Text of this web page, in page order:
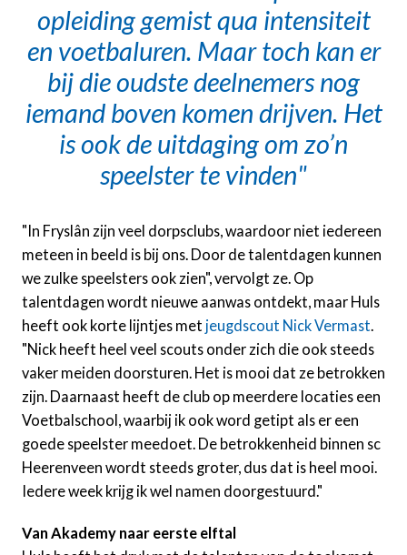
opleiding gemist qua intensiteit
en voetbaluren. Maar toch kan er
bij die oudste deelnemers nog
iemand boven komen drijven. Het
is ook de uitdaging om zo’n
speelster te vinden
"In Fryslân zijn veel dorpsclubs, waardoor niet iedereen
meteen in beeld is bij ons. Door de talentdagen kunnen
we zulke speelsters ook zien", vervolgt ze. Op
talentdagen wordt nieuwe aanwas ontdekt, maar Huls
heeft ook korte lijntjes met jeugdscout Nick Vermast
"Nick heeft heel veel scouts onder zich die ook steeds
vaker meiden doorsturen. Het is mooi dat ze betrokken
zijn. Daarnaast heeft de club op meerdere locaties een
Voetbalschool, waarbij ik ook word getipt als er een
goede speelster meedoet. De betrokkenheid binnen sc
Heerenveen wordt steeds groter, dus dat is heel mooi.
Iedere week krijg ik wel namen doorgestuurd."
Van Akademy naar eerste elftal